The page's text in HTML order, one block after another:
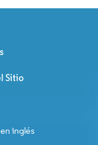
Sitio
inglés